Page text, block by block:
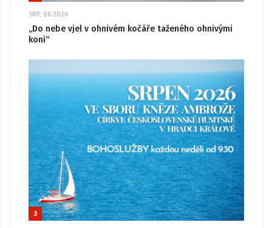
SRP, 06 2026
„Do nebe vjel v ohnivém kočáře taženého ohnivými
koni“
3